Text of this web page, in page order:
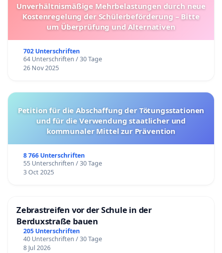
Unverhältnismäßige Mehrbelastungen durch neue
Kostenregelung der Schülerbeförderung – Bitte
um Überprüfung und Alternativen
702 Unterschriften
64 Unterschriften / 30 Tage
26 Nov 2025
Petition für die Abschaffung der Tötungsstationen
und für die Verwendung staatlicher und
kommunaler Mittel zur Prävention
8 766 Unterschriften
55 Unterschriften / 30 Tage
3 Oct 2025
Zebrastreifen vor der Schule in der
Berduxstraße bauen
205 Unterschriften
40 Unterschriften / 30 Tage
8 Jul 2026